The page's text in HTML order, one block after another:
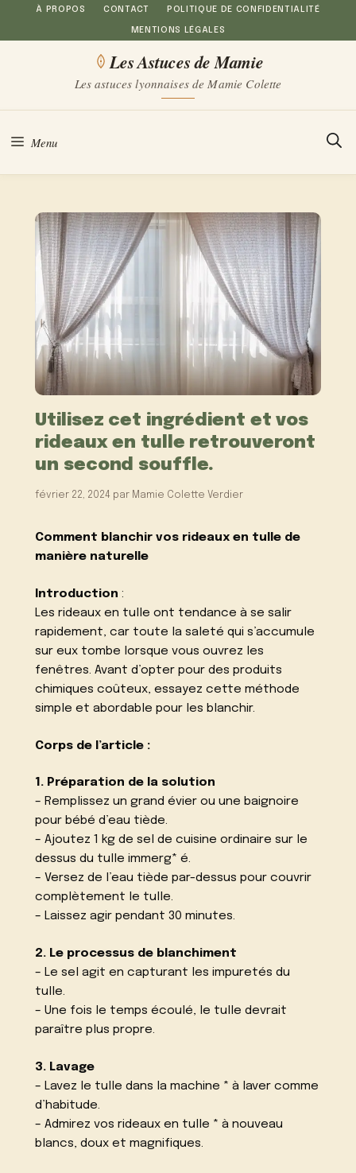
Aller
au
À PROPOS CONTACT POLITIQUE DE CONFIDENTIALITÉ
MENTIONS LÉGALES
Les Astuces de Mamie
Les astuces lyonnaises de Mamie Colette
Menu
Utilisez cet ingrédient et vos
rideaux en tulle retrouveront
un second souffle.
février 22, 2024 par Mamie Colette Verdier
Comment blanchir vos rideaux en tulle de
manière naturelle
Introduction :
Les rideaux en tulle ont tendance à se salir
rapidement, car toute la saleté qui s’accumule
sur eux tombe lorsque vous ouvrez les
fenêtres. Avant d’opter pour des produits
chimiques coûteux, essayez cette méthode
simple et abordable pour les blanchir.
Corps de l’article :
1. Préparation de la solution
– Remplissez un grand évier ou une baignoire
pour bébé d’eau tiède.
– Ajoutez 1 kg de sel de cuisine ordinaire sur le
dessus du tulle immerg* é.
– Versez de l’eau tiède par-dessus pour couvrir
complètement le tulle.
– Laissez agir pendant 30 minutes.
2. Le processus de blanchiment
– Le sel agit en capturant les impuretés du
tulle.
– Une fois le temps écoulé, le tulle devrait
paraître plus propre.
3. Lavage
– Lavez le tulle dans la machine * à laver comme
d’habitude.
– Admirez vos rideaux en tulle * à nouveau
blancs, doux et magnifiques.